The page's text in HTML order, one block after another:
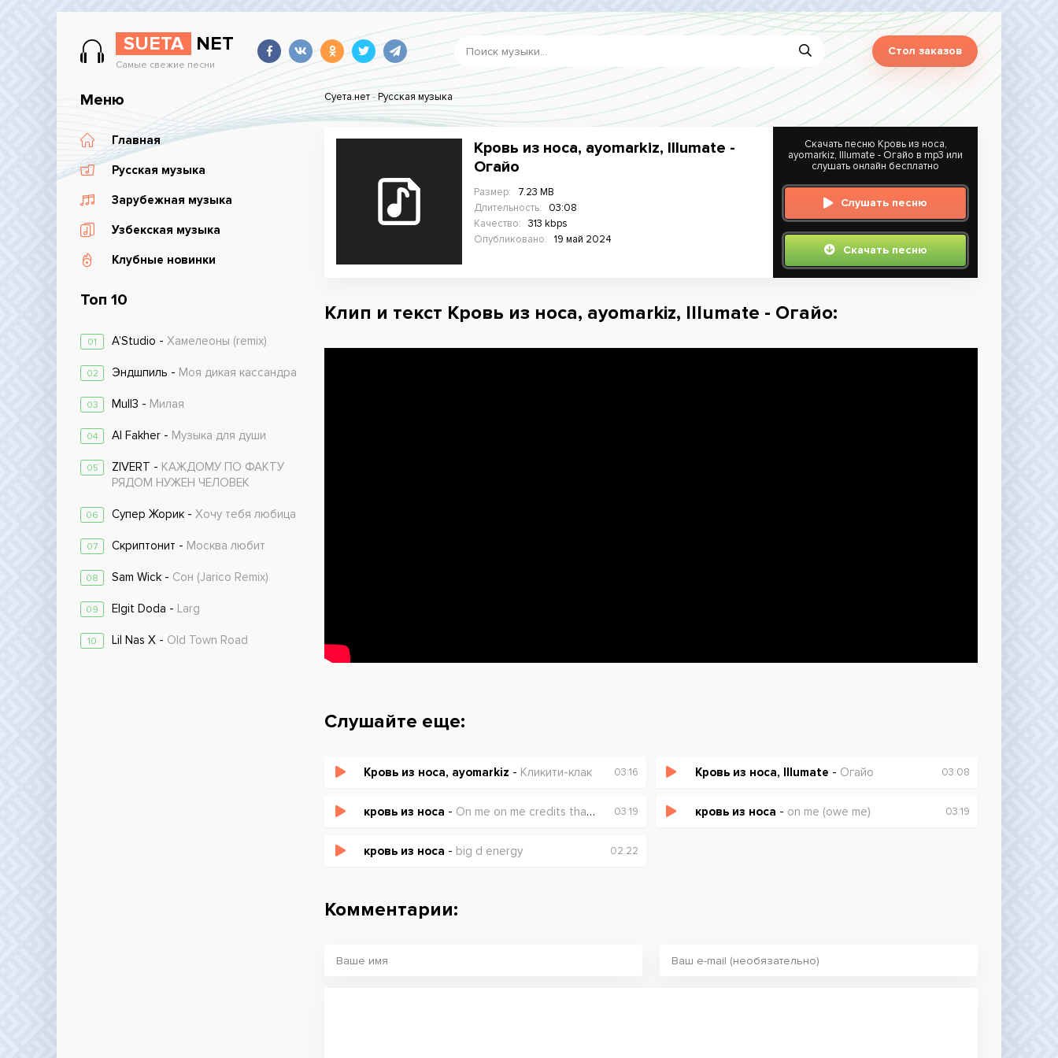
SUETA NET
Самые свежие песни
Стол заказов
Меню
Главная
Русская музыка
Зарубежная музыка
Узбекская музыка
Клубные новинки
Топ 10
01 A’Studio - Хамелеоны (remix)
02 Эндшпиль - Моя дикая кассандра
03 Mull3 - Милая
04 Al Fakher - Музыка для души
05 ZIVERT - КАЖДОМУ ПО ФАКТУ
РЯДОМ НУЖЕН ЧЕЛОВЕК
06 Супер Жорик - Хочу тебя любица
07 Скриптонит - Москва любит
08 Sam Wick - Сон (Jarico Remix)
09 Elgit Doda - Larg
10 Lil Nas X - Old Town Road
Суета.нет-Русская музыка
Кровь из носа, ayomarkiz, Illumate -
Огайо
Размер:
7.23 MB
Длительность:
03:08
Качество:
313 kbps
Опубликовано:
19 май 2024
Скачать песню Кровь из носа,
ayomarkiz, Illumate - Огайо в mp3 или
слушать онлайн бесплатно
Слушать песню
Скачать песню
Клип и текст Кровь из носа, ayomarkiz, Illumate - Огайо:
Слушайте еще:
Кровь из носа, ayomarkiz - Кликити-клак 03:16 Кровь из носа, Illumate - Огайо 03:08
кровь из носа - On me on me credits that you owe 03:19 кровь из носа - on me (owe me) 03:19
кровь из носа - big d energy 02:22
Комментарии: